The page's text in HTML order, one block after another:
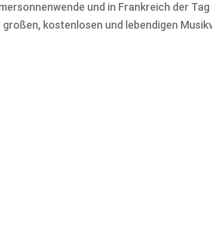
und in Frankreich der
großen, kostenlosen und lebendigen